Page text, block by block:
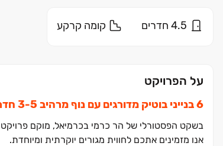
4.5 חדרים קומה קרקע
על הפרויקט
בשקט הפסטורלי של הר כרמי בכרמיאל, מוקם פרויקט
אנו מזמינים אתכם לחווית מגורים יוקרתית ומיוחדת.